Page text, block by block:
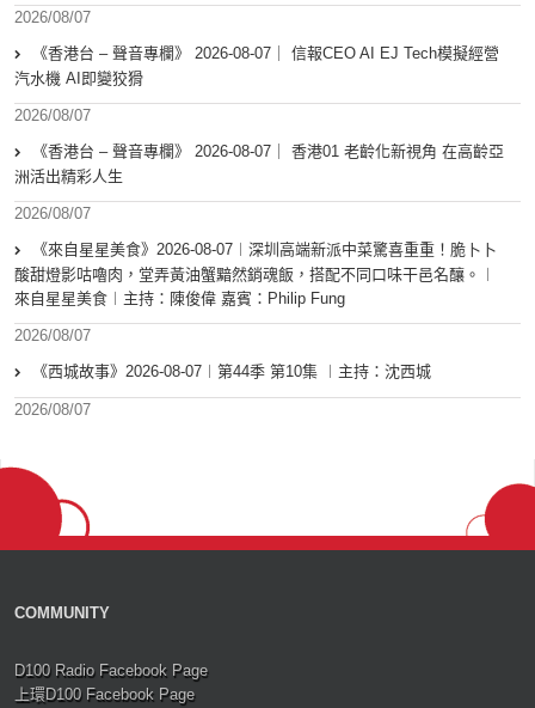
2026/08/07
《香港台 – 聲音專欄》 2026-08-07｜ 信報CEO AI EJ Tech模擬經營
汽水機 AI即變狡猾
2026/08/07
《香港台 – 聲音專欄》 2026-08-07｜ 香港01 老齡化新視角 在高齡亞
洲活出精彩人生
2026/08/07
《來自星星美食》2026-08-07︱深圳高端新派中菜驚喜重重！脆卜卜
酸甜燈影咕嚕肉，堂弄黃油蟹黯然銷魂飯，搭配不同口味干邑名釀。︱
來自星星美食︱主持：陳俊偉 嘉賓：Philip Fung
2026/08/07
《西城故事》2026-08-07︱第44季 第10集 ︱主持：沈西城
2026/08/07
COMMUNITY
D100 Radio Facebook Page
上環D100 Facebook Page